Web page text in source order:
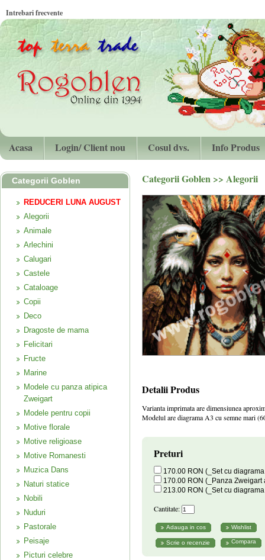
Intrebari frecvente
Acasa Login/ Client nou Cosul dvs. Info Produs
Categorii Goblen
REDUCERI LUNA AUGUST
Alegorii
Animale
Arlechini
Calugari
Castele
Cataloage
Copii
Deco
Dragoste de mama
Felicitari
Fructe
Marine
Modele cu panza atipica
Zweigart
Modele pentru copii
Motive florale
Motive religioase
Motive Romanesti
Muzica Dans
Naturi statice
Nobili
Nuduri
Pastorale
Peisaje
Picturi celebre
Categorii Goblen >> Alegorii
Detalii Produs
Varianta imprimata are dimensiunea
Modelul are diagrama A3 cu semne mari
Preturi
170.00 RON (_Set cu
170.00 RON (_Panza
213.00 RON (_Set cu
Cantitate:
Compara